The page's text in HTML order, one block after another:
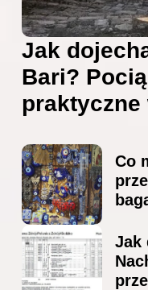
Jak
Bari?
praktyczne
Co
Jak